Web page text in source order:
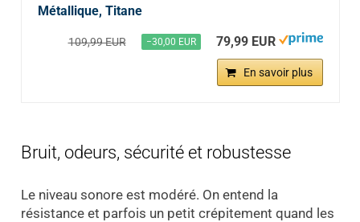
Métallique, Titane
109,99 EUR −30,00 EUR 79,99 EUR
En savoir plus
Bruit, odeurs, sécurité et robustesse
Le niveau sonore est modéré. On entend la
résistance et parfois un petit crépitement quand les